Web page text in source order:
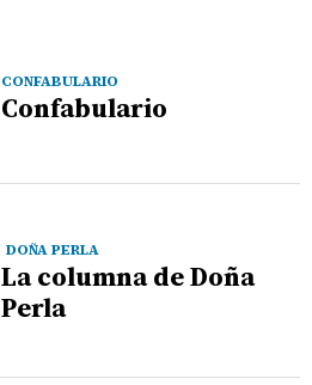
CONFABULARIO
Confabulario
DOÑA PERLA
La columna de Doña
Perla